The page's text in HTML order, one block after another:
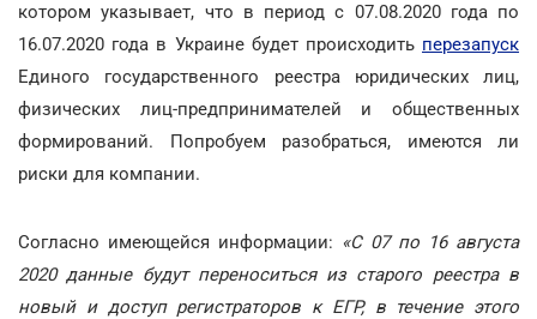
котором указывает, что в период с 07.08.2020 года по
16.07.2020 года в Украине будет происходить перезапуск
Единого государственного реестра юридических лиц,
физических лиц-предпринимателей и общественных
формирований. Попробуем разобраться, имеются ли
риски для компании.
Согласно имеющейся информации: «С 07 по 16 августа
2020 данные будут переноситься из старого реестра в
новый и доступ регистраторов к ЕГР, в течение этого